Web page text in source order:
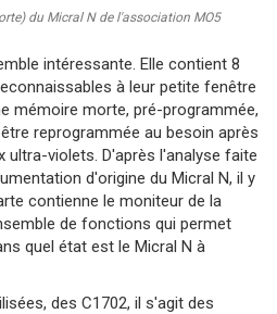
du Micral N de l'association MO5
intéressante. Elle contient 8
à leur petite fenêtre
mémoire morte, pré-programmée,
reprogrammée au besoin après
violets. D'après l'analyse faite
d'origine du Micral N, il y
contienne le moniteur de la
de fonctions qui permet
quel état est le Micral N à
des C1702, il s'agit des